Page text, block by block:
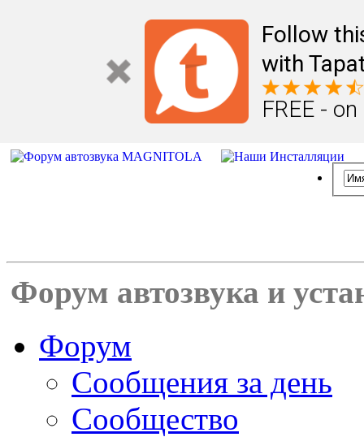
Follow
with
FREE -
Форум автозвука и
Форум
Сообщения за день
Сообщество